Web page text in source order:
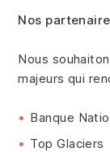
Nos
Nous
majeurs qui
Banque
Top Glaciers